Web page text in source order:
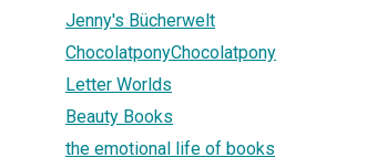
Jenny's Bücherwelt
ChocolatponyChocolatpony
Letter Worlds
Beauty Books
the emotional life of books